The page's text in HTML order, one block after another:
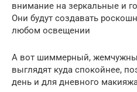
внимание на зеркальные и
Они будут создавать
любом освещении
А вот шиммерный,
выглядят куда спокойнее,
день и для дневного